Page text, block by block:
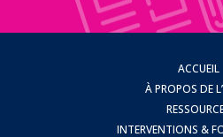
ACCUEIL
À PROPOS DE
INTERVENTIONS &